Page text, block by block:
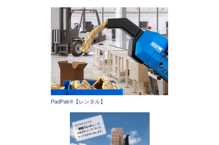
PadPak®【レンタル】